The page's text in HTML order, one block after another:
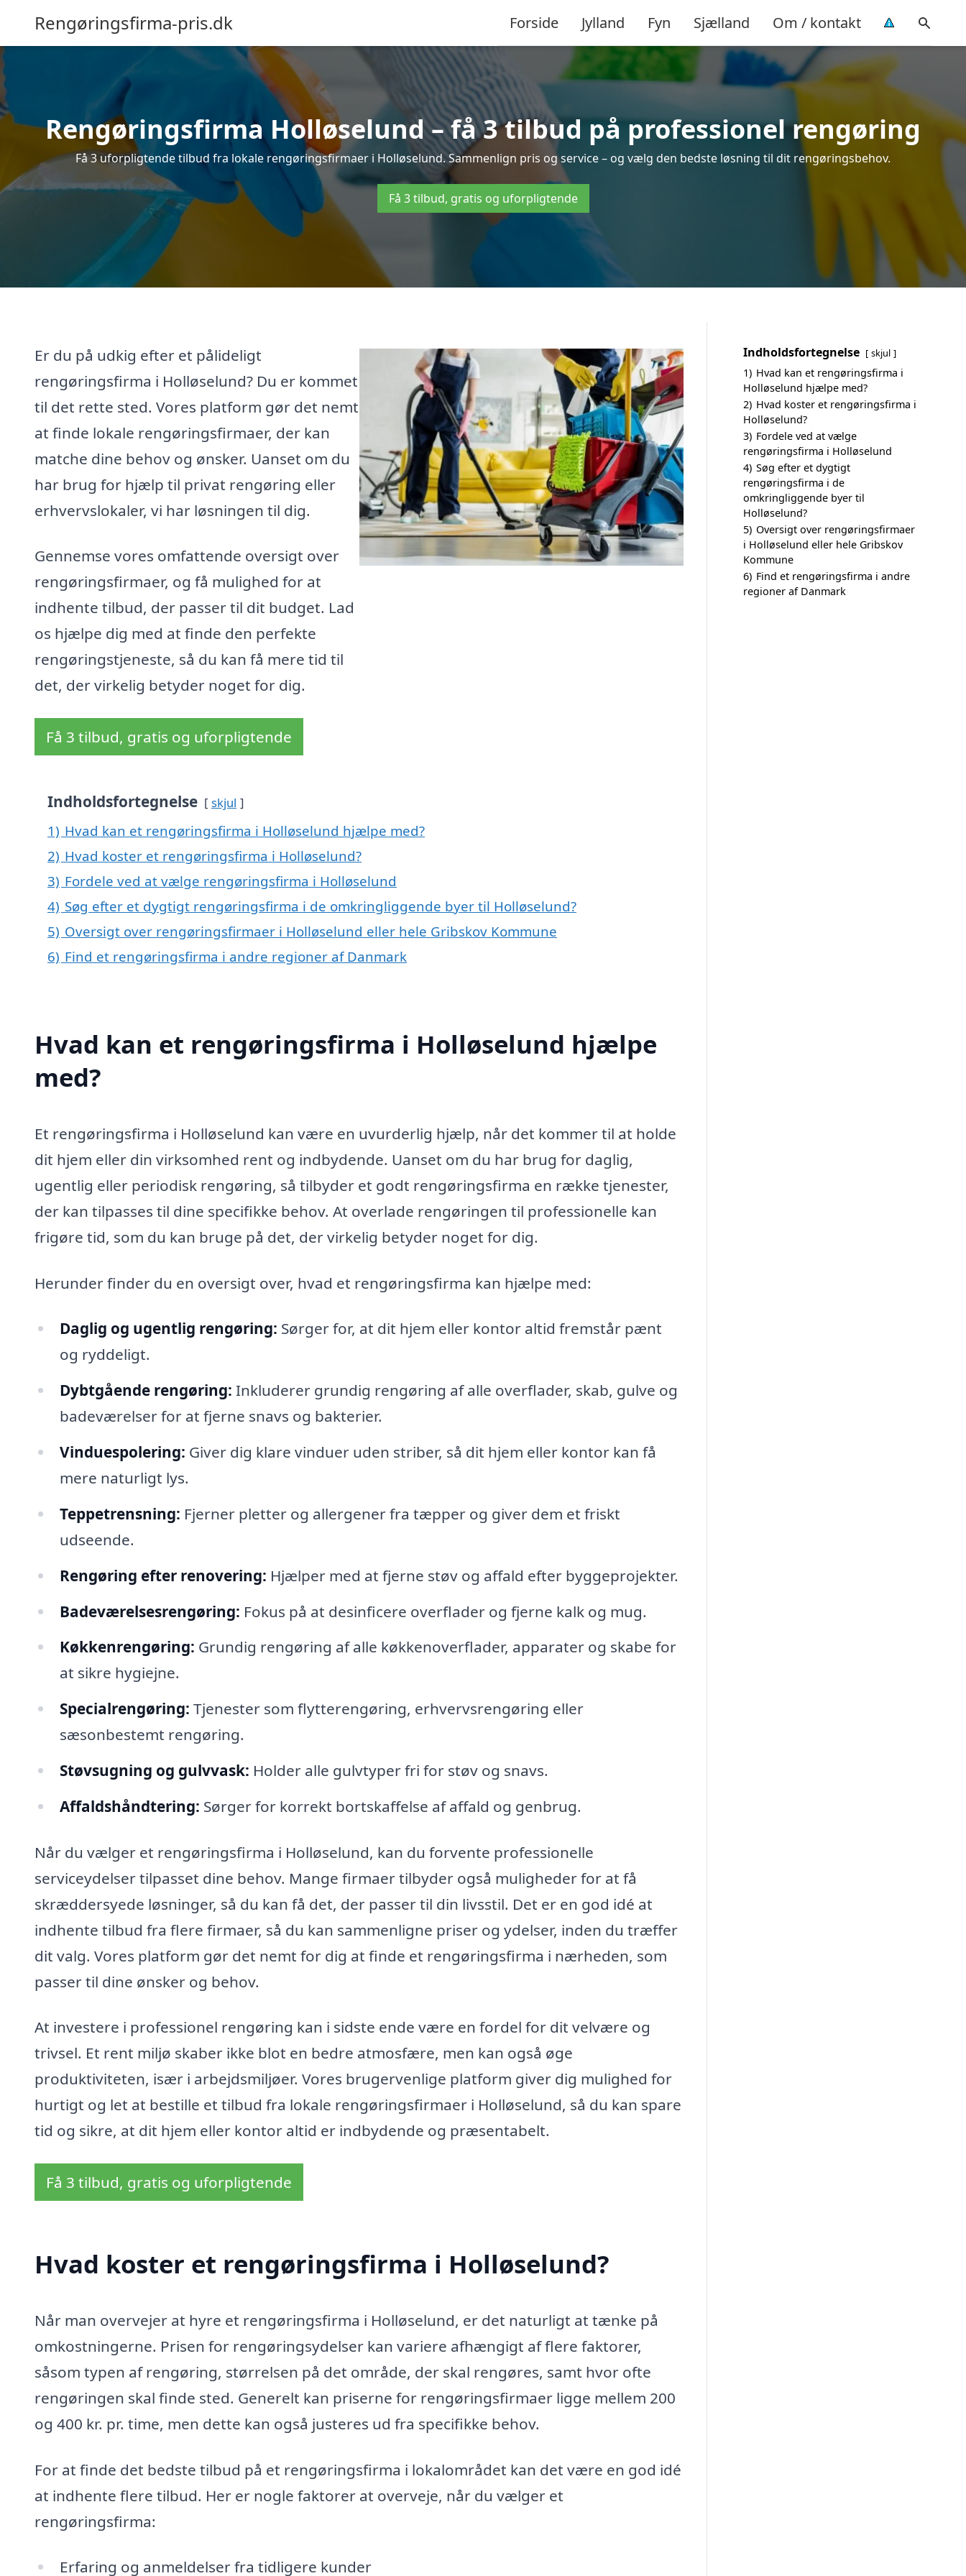
Rengøringsfirma-pris.dk Forside Jylland Fyn Sjælland Om / kontakt
Rengøringsfirma Holløselund – få 3 tilbud på professionel rengøring
Få 3 uforpligtende tilbud fra lokale rengøringsfirmaer i Holløselund. Sammenlign pris og service – og vælg den bedste løsning til dit rengøringsbehov.
Få 3 tilbud, gratis og uforpligtende
Er du på udkig efter et pålideligt
rengøringsfirma i Holløselund? Du er kommet
til det rette sted. Vores platform gør det nemt
at finde lokale rengøringsfirmaer, der kan
matche dine behov og ønsker. Uanset om du
har brug for hjælp til privat rengøring eller
erhvervslokaler, vi har løsningen til dig.
Gennemse vores omfattende oversigt over
rengøringsfirmaer, og få mulighed for at
indhente tilbud, der passer til dit budget. Lad
os hjælpe dig med at finde den perfekte
rengøringstjeneste, så du kan få mere tid til
det, der virkelig betyder noget for dig.
Få 3 tilbud, gratis og uforpligtende
Indholdsfortegnelse skjul
1) Hvad kan et rengøringsfirma i Holløselund hjælpe med?
2) Hvad koster et rengøringsfirma i Holløselund?
3) Fordele ved at vælge rengøringsfirma i Holløselund
4) Søg efter et dygtigt rengøringsfirma i de omkringliggende byer til Holløselund?
5) Oversigt over rengøringsfirmaer i Holløselund eller hele Gribskov Kommune
6) Find et rengøringsfirma i andre regioner af Danmark
Hvad kan et rengøringsfirma i Holløselund hjælpe
med?
Et rengøringsfirma i Holløselund kan være en uvurderlig hjælp, når det kommer til at holde
dit hjem eller din virksomhed rent og indbydende. Uanset om du har brug for daglig,
ugentlig eller periodisk rengøring, så tilbyder et godt rengøringsfirma en række tjenester,
der kan tilpasses til dine specifikke behov. At overlade rengøringen til professionelle kan
frigøre tid, som du kan bruge på det, der virkelig betyder noget for dig.
Herunder finder du en oversigt over, hvad et rengøringsfirma kan hjælpe med:
Daglig og ugentlig rengøring: Sørger for, at dit hjem eller kontor altid fremstår pænt
og ryddeligt.
Dybtgående rengøring: Inkluderer grundig rengøring af alle overflader, skab, gulve og
badeværelser for at fjerne snavs og bakterier.
Vinduespolering: Giver dig klare vinduer uden striber, så dit hjem eller kontor kan få
mere naturligt lys.
Teppetrensning: Fjerner pletter og allergener fra tæpper og giver dem et friskt
udseende.
Rengøring efter renovering: Hjælper med at fjerne støv og affald efter byggeprojekter.
Badeværelsesrengøring: Fokus på at desinficere overflader og fjerne kalk og mug.
Køkkenrengøring: Grundig rengøring af alle køkkenoverflader, apparater og skabe for
at sikre hygiejne.
Specialrengøring: Tjenester som flytterengøring, erhvervsrengøring eller
sæsonbestemt rengøring.
Støvsugning og gulvvask: Holder alle gulvtyper fri for støv og snavs.
Affaldshåndtering: Sørger for korrekt bortskaffelse af affald og genbrug.
Når du vælger et rengøringsfirma i Holløselund, kan du forvente professionelle
serviceydelser tilpasset dine behov. Mange firmaer tilbyder også muligheder for at få
skræddersyede løsninger, så du kan få det, der passer til din livsstil. Det er en god idé at
indhente tilbud fra flere firmaer, så du kan sammenligne priser og ydelser, inden du træffer
dit valg. Vores platform gør det nemt for dig at finde et rengøringsfirma i nærheden, som
passer til dine ønsker og behov.
At investere i professionel rengøring kan i sidste ende være en fordel for dit velvære og
trivsel. Et rent miljø skaber ikke blot en bedre atmosfære, men kan også øge
produktiviteten, især i arbejdsmiljøer. Vores brugervenlige platform giver dig mulighed for
hurtigt og let at bestille et tilbud fra lokale rengøringsfirmaer i Holløselund, så du kan spare
tid og sikre, at dit hjem eller kontor altid er indbydende og præsentabelt.
Få 3 tilbud, gratis og uforpligtende
Hvad koster et rengøringsfirma i Holløselund?
Når man overvejer at hyre et rengøringsfirma i Holløselund, er det naturligt at tænke på
omkostningerne. Prisen for rengøringsydelser kan variere afhængigt af flere faktorer,
såsom typen af rengøring, størrelsen på det område, der skal rengøres, samt hvor ofte
rengøringen skal finde sted. Generelt kan priserne for rengøringsfirmaer ligge mellem 200
og 400 kr. pr. time, men dette kan også justeres ud fra specifikke behov.
For at finde det bedste tilbud på et rengøringsfirma i lokalområdet kan det være en god idé
at indhente flere tilbud. Her er nogle faktorer at overveje, når du vælger et
rengøringsfirma:
Erfaring og anmeldelser fra tidligere kunder
Indholdsfortegnelse skjul
1) Hvad kan et rengøringsfirma i
Holløselund hjælpe med?
2) Hvad koster et rengøringsfirma i
Holløselund?
3) Fordele ved at vælge
rengøringsfirma i Holløselund
4) Søg efter et dygtigt
rengøringsfirma i de
omkringliggende byer til
Holløselund?
5) Oversigt over rengøringsfirmaer
i Holløselund eller hele Gribskov
Kommune
6) Find et rengøringsfirma i andre
regioner af Danmark